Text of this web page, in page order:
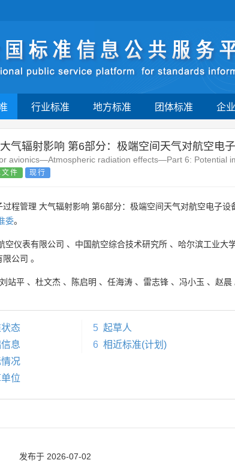
行业标准 地方标准 团体标准 企
气辐射影响 第6部分：极端空间天气对航空电
avionics—Atmospheric radiation effects—Part 6: Potential
件 现行
过程管理 大气辐射影响 第6部分：极端空间天气对航空电子
委。
空仪表有限公司 、 中国航空综合技术研究所 、 哈尔滨工业大
限公司 。
刘站平 、 杜文杰 、 陈启明 、 任海涛 、 雷志锋 、 冯小玉 、 赵晨
态
息
况
位
5 起草人
6 相近标准(计划)
发布于 2026-07-02